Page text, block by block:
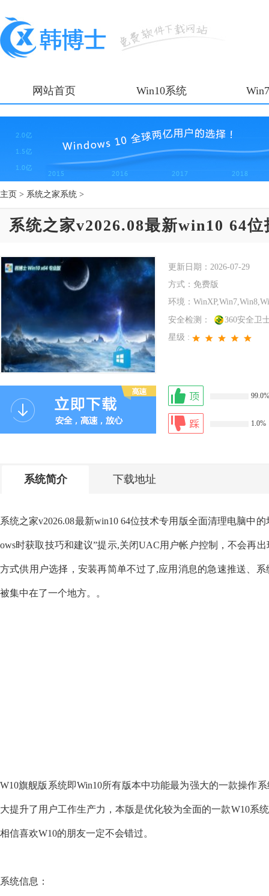
网站首页 Win10系统
主页 > 系统之家系统 >
系统之家v2026.08最新win10 64
更新日期： 2026-07-29
方式： 免费版
环境：
安全检测：
360安全卫
星级 :
99.0%
1.0%
系统简介 下载地址
系统之家v2026.08最新win10 64位技术专用版全面清理电脑中
ows时获取技巧和建议”提示,关闭UAC用户帐户控制，不会再
方式供用户选择，安装再简单不过了,应用消息的急速推送、
被集中在了一个地方。。
W10旗舰版系统即Win10所有版本中功能最为强大的一款操作
大提升了用户工作生产力，本版是优化较为全面的一款W10系
相信喜欢W10的朋友一定不会错过。
系统信息：